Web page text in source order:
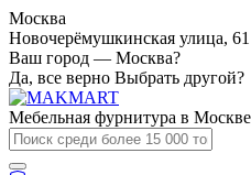
Москва
Новочерёмушкинская улица,
Ваш город — Москва?
Да, все верно Выбрать другой?
Мебельная фурнитура в Москве